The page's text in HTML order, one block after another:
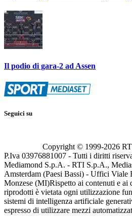
Il podio di gara-2 ad Assen
Seguici su
Copyright © 1999-2026
P.Iva 03976881007 - Tutti i diritti
Mediamond S.p.A. - RTI S.p.A.,
Amsterdam (Paesi Bassi) - Uffici Viale
Monzese (MI)Rispetto ai contenuti e ai
riprodotti è vietata ogni utilizzazione
sistemi di intelligenza artificiale
espresso di utilizzare mezzi